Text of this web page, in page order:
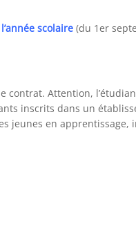
scolaire (du 1er
contrat. Attention,
inscrits dans un
jeunes en